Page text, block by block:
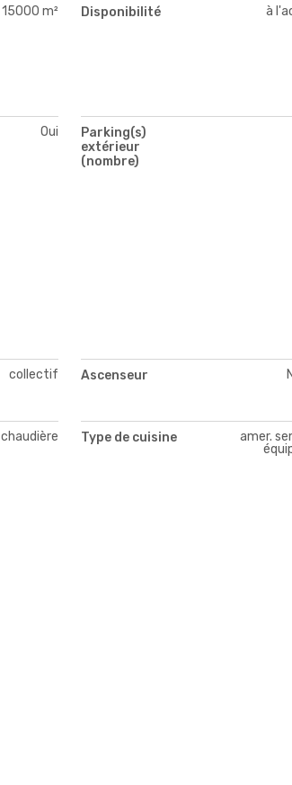
15000 m² Disponibilité à
Oui
Parking(s)
extérieur
(nombre)
collectif Ascenseur
chaudière Type de cuisine
amer.